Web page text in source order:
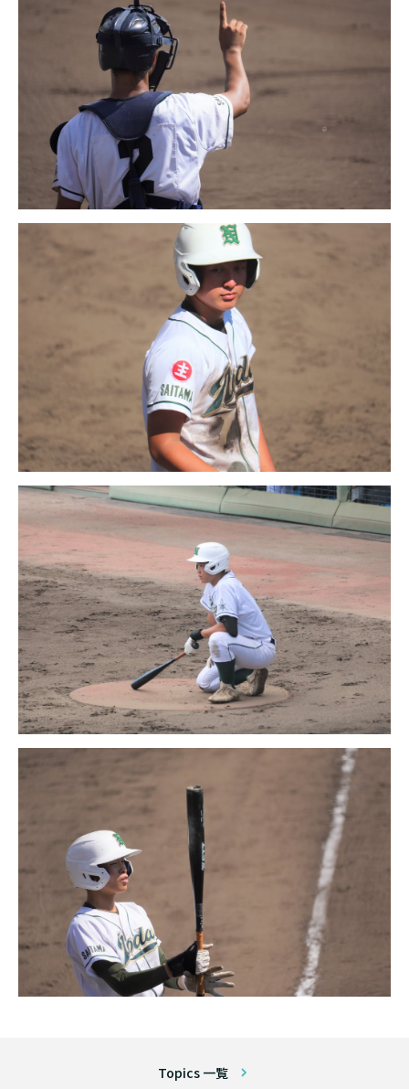
Topics 一覧